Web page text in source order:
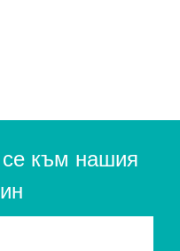
към нашия